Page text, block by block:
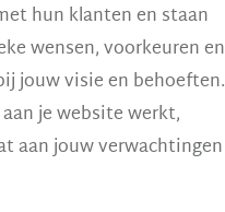
hun klanten en staan
wensen, voorkeuren en
jouw visie en behoeften.
je website werkt,
aan jouw verwachtingen